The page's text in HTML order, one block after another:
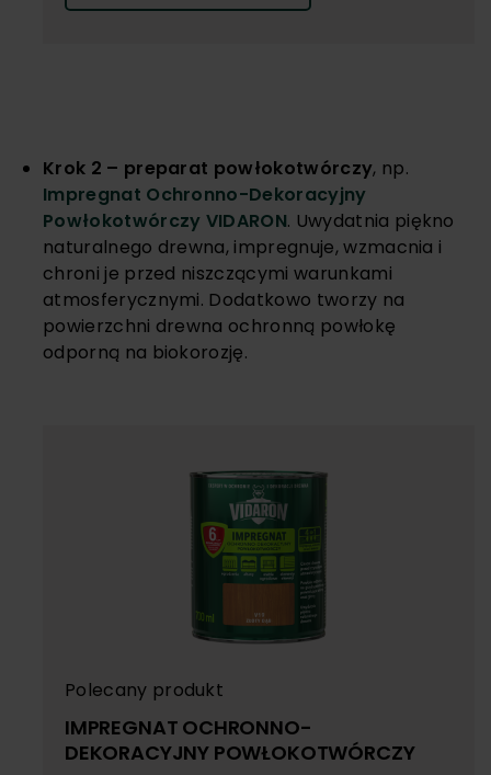
Krok 2 – preparat powłokotwórczy, np.
Impregnat Ochronno-Dekoracyjny
Powłokotwórczy VIDARON. Uwydatnia piękno
naturalnego drewna, impregnuje, wzmacnia i
chroni je przed niszczącymi warunkami
atmosferycznymi. Dodatkowo tworzy na
powierzchni drewna ochronną powłokę
odporną na biokorozję.
Polecany produkt
IMPREGNAT OCHRONNO-
DEKORACYJNY POWŁOKOTWÓRCZY